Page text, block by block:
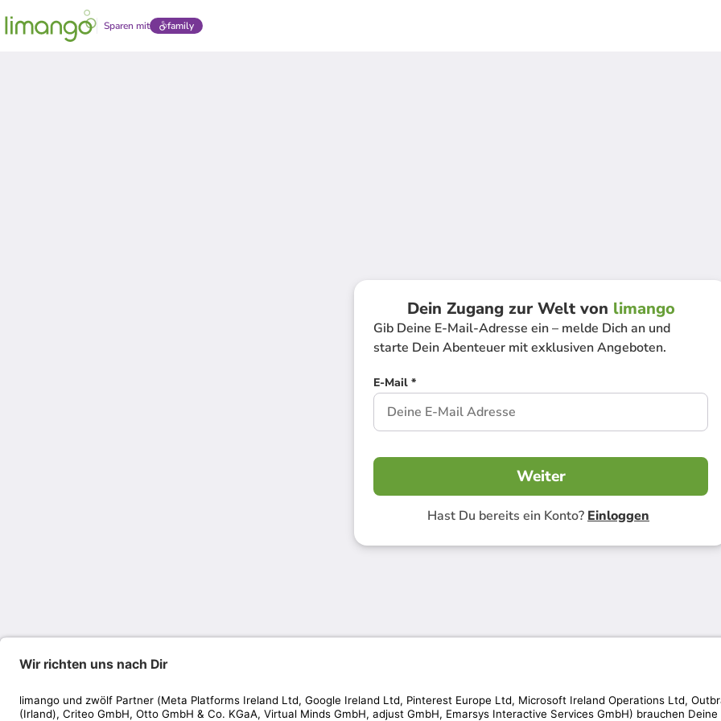
Sparen mit family
Dein Zugang zur Welt von limango
Gib Deine E-Mail-Adresse ein – melde Dich an und
starte Dein Abenteuer mit exklusiven Angeboten.
E-Mail *
Weiter
Hast Du bereits ein Konto? Einloggen